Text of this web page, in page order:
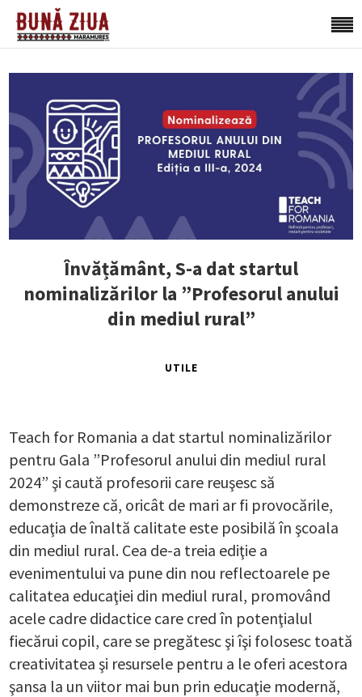
Învățământ, S-a dat startul
nominalizărilor la ”Profesorul anului
din mediul rural”
UTILE
Teach for Romania a dat startul nominalizărilor
pentru Gala ”Profesorul anului din mediul rural
2024” şi caută profesorii care reuşesc să
demonstreze că, oricât de mari ar fi provocările,
educaţia de înaltă calitate este posibilă în şcoala
din mediul rural. Cea de-a treia ediţie a
evenimentului va pune din nou reflectoarele pe
calitatea educaţiei din mediul rural, promovând
acele cadre didactice care cred în potenţialul
fiecărui copil, care se pregătesc şi îşi folosesc toată
creativitatea şi resursele pentru a le oferi acestora
şansa la un viitor mai bun prin educaţie modernă,